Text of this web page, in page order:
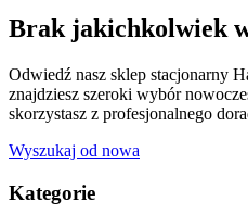
Brak jakichkolwiek
Odwiedź nasz sklep stacjonarny
znajdziesz szeroki wybór
skorzystasz z profesjonalnego
Wyszukaj od nowa
Kategorie